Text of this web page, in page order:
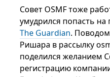
Совет OSMF тоже
умудрился попасть
The Guardian.
Ришара в рассылку
поделился желанием
регистрацию